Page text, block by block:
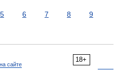
5 6 7 8
9
18+
сайте